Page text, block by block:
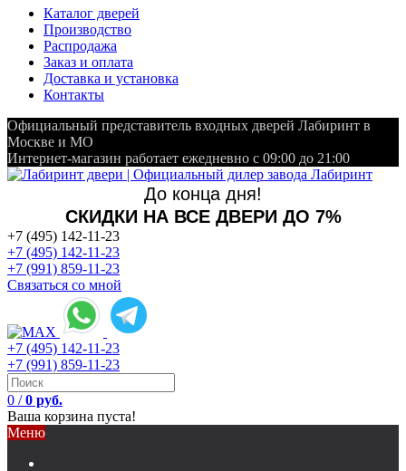
Каталог дверей
Производство
Распродажа
Заказ и оплата
Доставка и установка
Контакты
Официальный представитель входных дверей Лабиринт в
Москве и МО
Интернет-магазин работает ежедневно с 09:00 до 21:00
До конца дня!
СКИДКИ НА ВСЕ ДВЕРИ ДО 7%
+7 (495) 142-11-23
+7 (495) 142-11-23
+7 (991) 859-11-23
Связаться со мной
+7 (495) 142-11-23
+7 (991) 859-11-23
0 / 0 руб.
Ваша корзина пуста!
Меню